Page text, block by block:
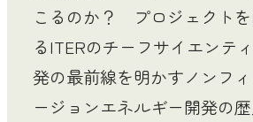
こるのか？ プロジェクト
るITERのチーフサイエンテ
発の最前線を明かすノンフ
ージョンエネルギー開発の